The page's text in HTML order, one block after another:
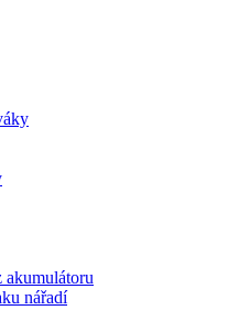
akumulátoru
nářadí